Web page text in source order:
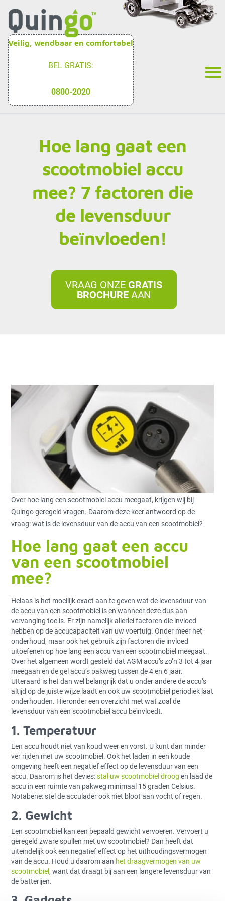
Veilig, wendbaar en comfortabel
BEL GRATIS:
0800-2020
Hoe lang gaat een
scootmobiel accu
mee? 7 factoren die
de levensduur
beïnvloeden!
VRAAG ONZE GRATIS
BROCHUREAAN
Over hoe lang een scootmobiel accu meegaat, krijgen wij bij
Quingo geregeld vragen. Daarom deze keer antwoord op de
vraag: wat is de levensduur van de accu van een scootmobiel?
Hoe lang gaat een accu
van een scootmobiel
mee?
Helaas is het moeilijk exact aan te geven wat de levensduur van
de accu van een scootmobiel is en wanneer deze dus aan
vervanging toe is. Er zijn namelijk allerlei factoren die invloed
hebben op de accucapaciteit van uw voertuig. Onder meer het
onderhoud, maar ook het gebruik zijn factoren die invloed
uitoefenen op hoe lang een accu van een scootmobiel meegaat.
Over het algemeen wordt gesteld dat AGM accu’s zo’n 3 tot 4 jaar
meegaan en de gel accu’s pakweg tussen de 4 en 6 jaar.
UIteraard is het dan wel belangrijk dat u onder andere de accu’s
altijd op de juiste wijze laadt en ook uw scootmobiel periodiek laat
onderhouden. Hieronder een overzicht met wat zoal de
levensduur van een scootmobiel accu beïnvloedt.
1. Temperatuur
Een accu houdt niet van koud weer en vorst. U kunt dan minder
ver rijden met uw scootmobiel. Ook het laden in een koude
omgeving heeft een negatief effect op de levensduur van een
accu. Daarom is het devies:stal uw scootmobiel droog en laad de
accu in een ruimte van pakweg minimaal 15 graden Celsius.
Notabene: stel de acculader ook niet bloot aan vocht of regen.
2. Gewicht
Een scootmobiel kan een bepaald gewicht vervoeren. Vervoert u
geregeld zware spullen met uw scootmobiel? Dan heeft dat
uiteindelijk ook een negatief effect op het uithoudingsvermogen
van de accu. Houd u daarom aan het draagvermogen van uw
scootmobiel , want dat draagt bij aan een langere levensduur van
de batterijen.